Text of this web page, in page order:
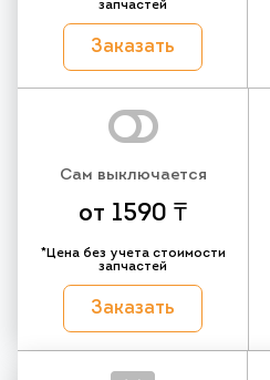
запчастей
Заказать
Сам выключается
от 1590 ₸
*Цена без учета стоимости
запчастей
Заказать